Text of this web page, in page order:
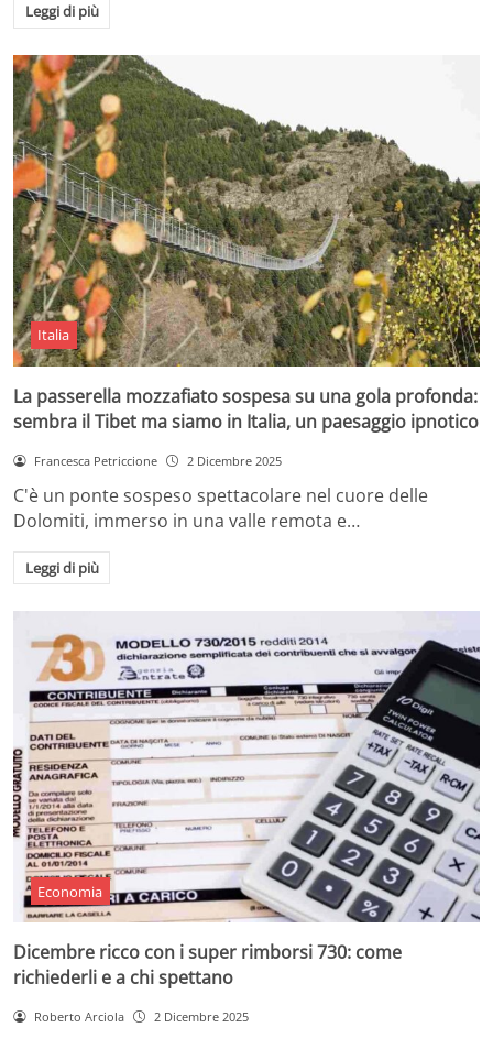
Leggi di più
Italia
La passerella mozzafiato sospesa su una gola profonda:
sembra il Tibet ma siamo in Italia, un paesaggio ipnotico
Francesca Petriccione 2 Dicembre 2025
C'è un ponte sospeso spettacolare nel cuore delle
Dolomiti, immerso in una valle remota e…
Leggi di più
Economia
Dicembre ricco con i super rimborsi 730: come
richiederli e a chi spettano
Roberto Arciola 2 Dicembre 2025